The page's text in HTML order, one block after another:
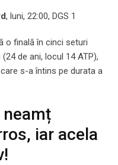
, luni, 22:00, DGS 1
o finală în cinci seturi
de ani, locul 14 ATP),
s-a întins pe durata a
neamț
iar acela